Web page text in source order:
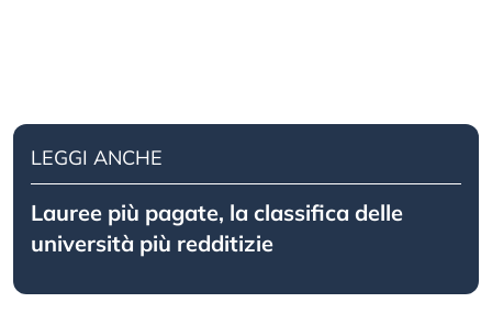
LEGGI ANCHE
Lauree più pagate, la classifica delle
università più redditizie